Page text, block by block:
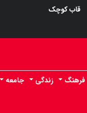
قاب کوچک
فرهنگ زندگی جامعه